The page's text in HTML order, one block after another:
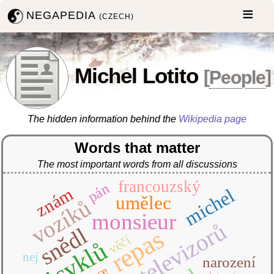
NEGAPEDIA(CZECH)
Michel Lotito [People]
The hidden information behind the Wikipedia page
Words that matter
The most important words from all discussions
repas
televizorů
snědl
vozíkůmonsieurmichel
umělec
znám francouzský
narození
pán
věčí
nej